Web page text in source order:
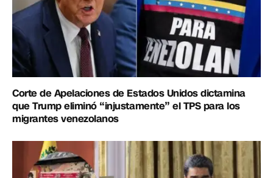
Corte de Apelaciones de Estados Unidos dictamina
que Trump eliminó “injustamente” el TPS para los
migrantes venezolanos